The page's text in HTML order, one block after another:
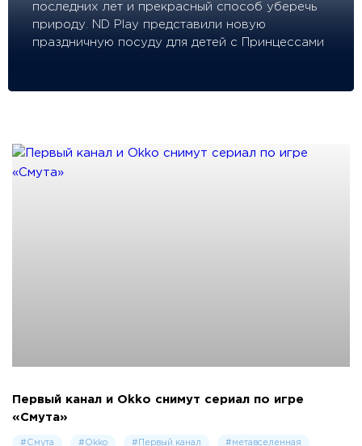
последних лет и прекрасный способ уберечь
природу. ND Play представили новую
праздничную посуду для детей с Принцессами
Первый канал и Okko снимут сериал по игре
«Смута»
#Смута #Okko #Первый канал #метавселенная